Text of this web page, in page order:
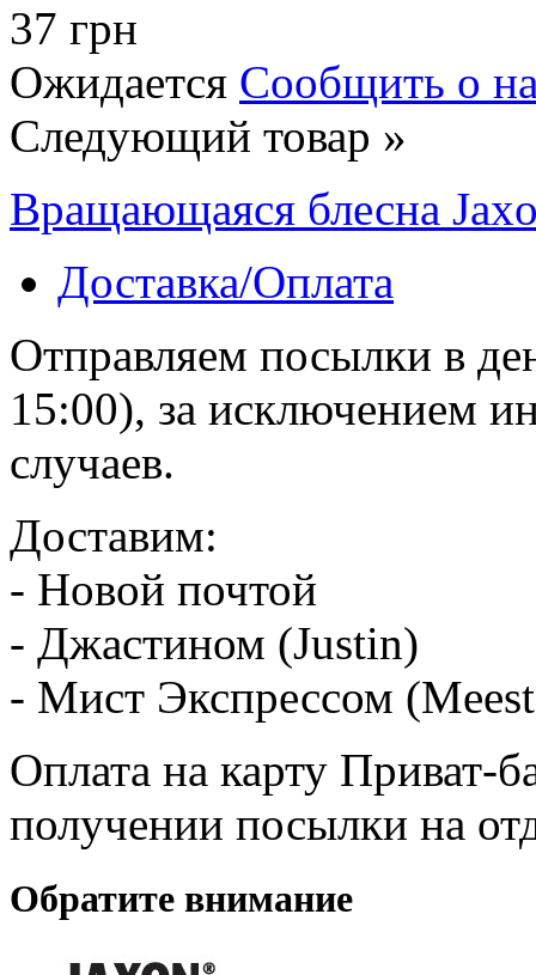
37 грн
Ожидается Сообщить о
Следующий товар »
Вращающаяся блесна
Доставка/Оплата
Отправляем посылки в
15:00), за исключением
случаев.
Доставим:
- Новой почтой
- Джастином (Justin)
- Мист Экспрессом
Оплата на карту Приват-
получении посылки на
Обратите внимание